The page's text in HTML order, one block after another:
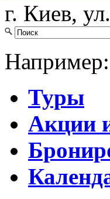
г. Киев,
Например:
Туры
Акции